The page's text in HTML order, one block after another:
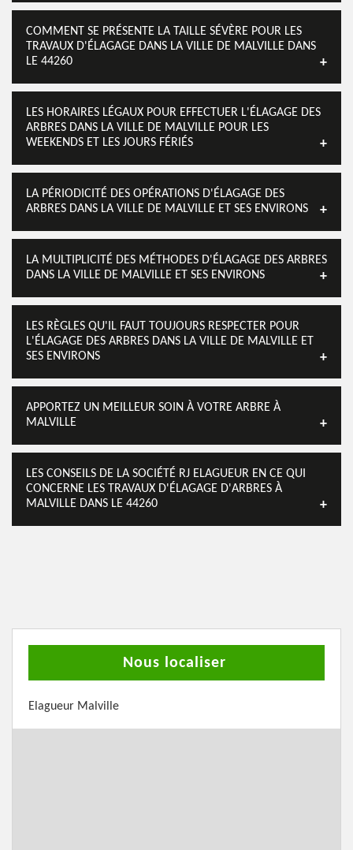
COMMENT SE PRÉSENTE LA TAILLE SÉVÈRE POUR LES
TRAVAUX D'ÉLAGAGE DANS LA VILLE DE MALVILLE DANS
LE 44260
LES HORAIRES LÉGAUX POUR EFFECTUER L'ÉLAGAGE DES
ARBRES DANS LA VILLE DE MALVILLE POUR LES
WEEKENDS ET LES JOURS FÉRIÉS
LA PÉRIODICITÉ DES OPÉRATIONS D'ÉLAGAGE DES
ARBRES DANS LA VILLE DE MALVILLE ET SES ENVIRONS
LA MULTIPLICITÉ DES MÉTHODES D'ÉLAGAGE DES ARBRES
DANS LA VILLE DE MALVILLE ET SES ENVIRONS
LES RÈGLES QU'IL FAUT TOUJOURS RESPECTER POUR
L'ÉLAGAGE DES ARBRES DANS LA VILLE DE MALVILLE ET
SES ENVIRONS
APPORTEZ UN MEILLEUR SOIN À VOTRE ARBRE À
MALVILLE
LES CONSEILS DE LA SOCIÉTÉ RJ ELAGUEUR EN CE QUI
CONCERNE LES TRAVAUX D'ÉLAGAGE D'ARBRES À
MALVILLE DANS LE 44260
Nous localiser
Elagueur Malville